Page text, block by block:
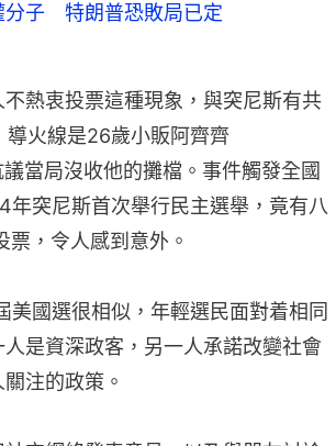
分子 特朗普恐敗局已定
熱衷投票這種現象，與突尼斯有共
導火線是26歲小販阿齊齊
當局沒收他的攤檔。事件觸發全國
突尼斯首次舉行民主選舉，竟有八
，令人感到意外。
國選很相似，年輕選民面對着相同
是資深政客，另一人承諾改變社會
注的政策。